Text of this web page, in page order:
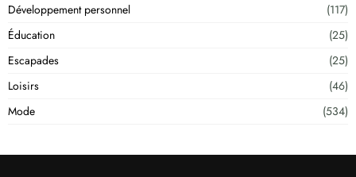
Développement personnel
(117)
Éducation
(25)
Escapades
(25)
Loisirs
(46)
Mode
(534)